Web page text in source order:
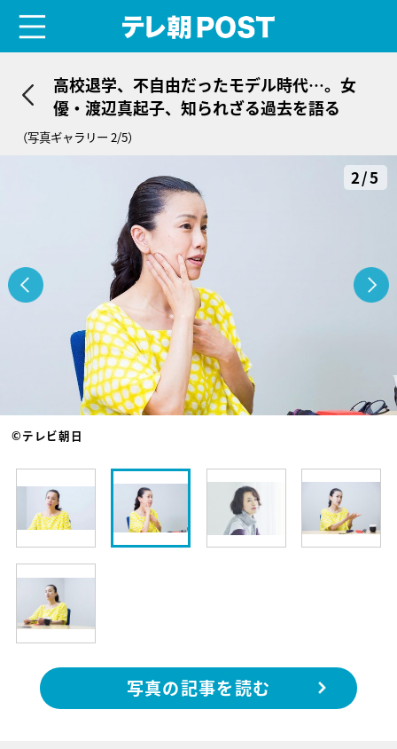
高校退学、不自由だったモデル時代…。女
優・渡辺真起子、知られざる過去を語る
（写真ギャラリー 2/5）
2/5
©テレビ朝日
写真の記事を読む